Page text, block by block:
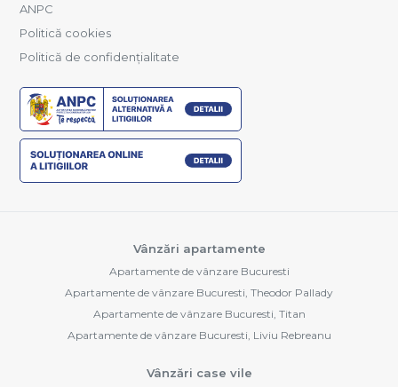
ANPC
Politică cookies
Politică de confidențialitate
Vânzări apartamente
Apartamente de vânzare Bucuresti
Apartamente de vânzare Bucuresti, Theodor Pallady
Apartamente de vânzare Bucuresti, Titan
Apartamente de vânzare Bucuresti, Liviu Rebreanu
Vânzări case vile